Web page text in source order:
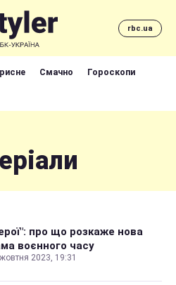
rbc.ua
Смачно Гороскопи
про що розкаже нова
воєнного часу
2023, 19:31